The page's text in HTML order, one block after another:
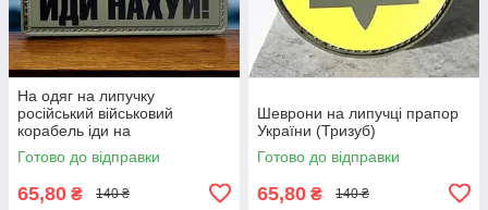
На одяг на липучку
російський військовий
корабель іди на
Готово до відправки
65,80 ₴ 140 ₴
Шеврони на липучці прапор
України (Тризуб)
Готово до відправки
65,80 ₴ 140 ₴